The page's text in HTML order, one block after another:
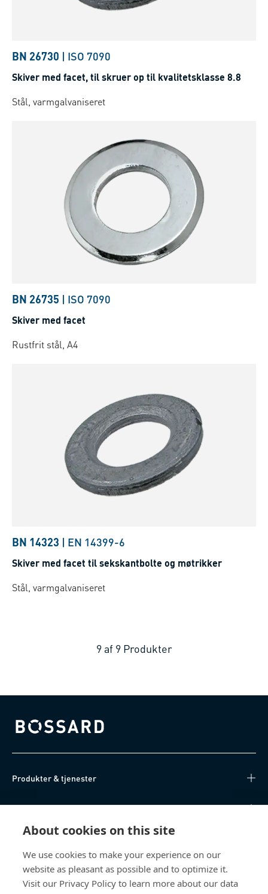
About cookies on this site
We use cookies to make your experience on our
website as pleasant as possible and to optimize it.
Visit our Privacy Policy to learn more about our data
BN 26730 | ISO 7090
Skiver med facet, til skruer op til kvalitetsklasse 8.8
Stål, varmgalvaniseret
BN 26735 | ISO 7090
Skiver med facet
Rustfrit stål, A4
BN 14323 | EN 14399-6
Skiver med facet til sekskantbolte og møtrikker
Stål, varmgalvaniseret
9 af 9 Produkter
Bossard homepage
Produkter & tjenester
Videnscenter
Om os